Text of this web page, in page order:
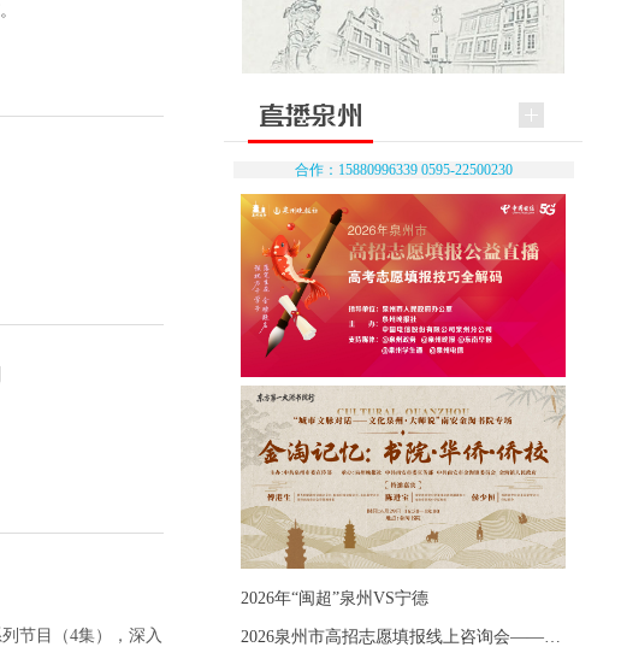
节目（4集），深入
合作：15880996339 0595-22500230
2026年“闽超”泉州VS宁德